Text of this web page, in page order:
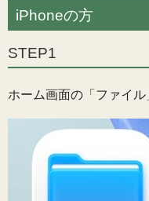
iPhoneの方
STEP1
ホーム画面の「ファイル